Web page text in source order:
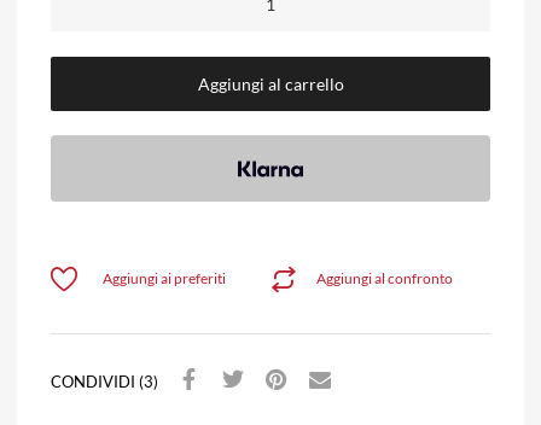
Aggiungi al carrello
Aggiungi al confronto
Aggiungi ai preferiti
CONDIVIDI (3)